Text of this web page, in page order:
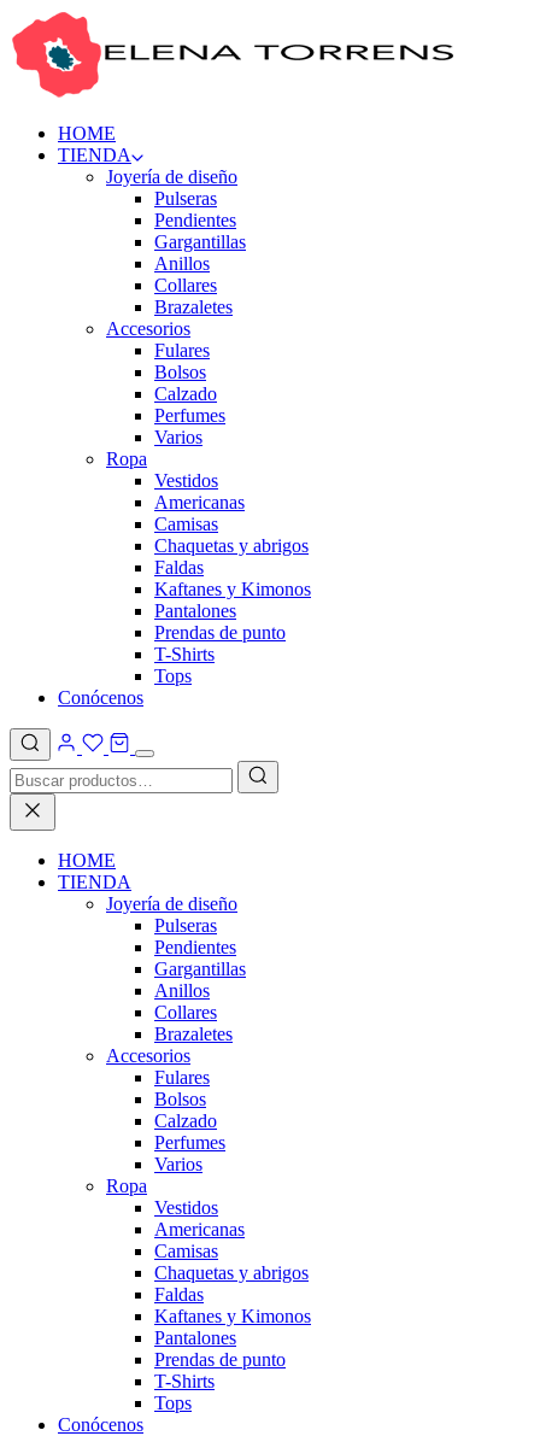
HOME
TIENDA
Joyería de diseño
Pulseras
Pendientes
Gargantillas
Anillos
Collares
Brazaletes
Accesorios
Fulares
Bolsos
Calzado
Perfumes
Varios
Ropa
Vestidos
Americanas
Camisas
Chaquetas y abrigos
Faldas
Kaftanes y Kimonos
Pantalones
Prendas de punto
T-Shirts
Tops
Conócenos
HOME
TIENDA
Joyería de diseño
Pulseras
Pendientes
Gargantillas
Anillos
Collares
Brazaletes
Accesorios
Fulares
Bolsos
Calzado
Perfumes
Varios
Ropa
Vestidos
Americanas
Camisas
Chaquetas y abrigos
Faldas
Kaftanes y Kimonos
Pantalones
Prendas de punto
T-Shirts
Tops
Conócenos